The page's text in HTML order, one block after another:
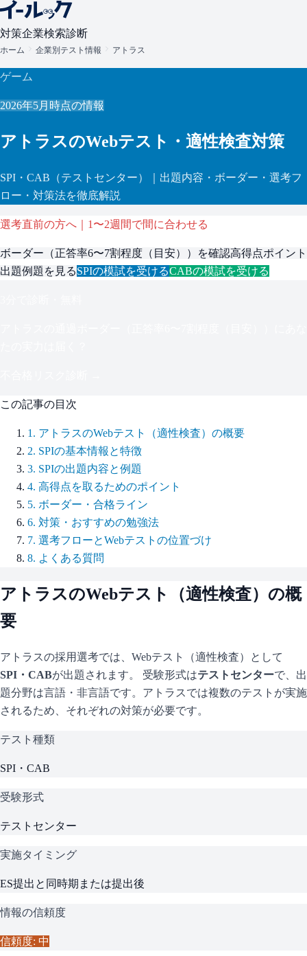
対策企業検索診断
ホーム 企業別テスト情報 アトラス
ゲーム
2026年5月 時点の情報
アトラスのWebテスト・適性検査対策
SPI・CAB （テストセンター）
｜出題内容・ボーダー・選考フ
ロー・対策法を徹底解説
選考直前の方へ｜1〜2週間で間に合わせる
ボーダー（正答率6〜7割程度（目安） ）を確認高得点ポイント
出題例題を見るSPIの模試を受けるCABの模試を受ける
この記事の目次
1 . アトラスのWebテスト（適性検査）の概要
2. SPIの基本情報と特徴
3. SPIの出題内容と例題
4. 高得点を取るためのポイント
5. ボーダー・合格ライン
6. 対策・おすすめの勉強法
7. 選考フローとWebテストの位置づけ
8. よくある質問
アトラスのWebテスト（適性検査）の概
要
アトラスの採用選考では、Webテスト（適性検査）として
SPI・CABが出題されます。 受験形式はテストセンターで、 出
題分野は言語・非言語です。 アトラスでは複数のテストが実施
されるため、それぞれの対策が必要です。
テスト種類
SPI・CAB
受験形式
テストセンター
実施タイミング
ES提出と同時期または提出後
情報の信頼度
信頼度: 中